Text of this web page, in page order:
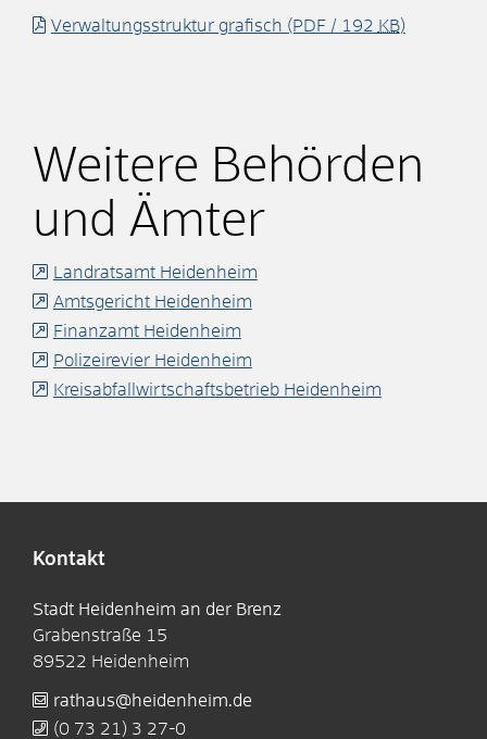
Verwaltungsstruktur grafisch (PDF / 192 KB)
Weitere Behörden
und Ämter
Landratsamt Heidenheim
Amtsgericht Heidenheim
Finanzamt Heidenheim
Polizeirevier Heidenheim
Kreisabfallwirtschaftsbetrieb Heidenheim
Kontakt
Stadt Heidenheim an der Brenz
Grabenstraße 15
89522 Heidenheim
rathaus@heidenheim.de
(0 73 21) 3 27-0